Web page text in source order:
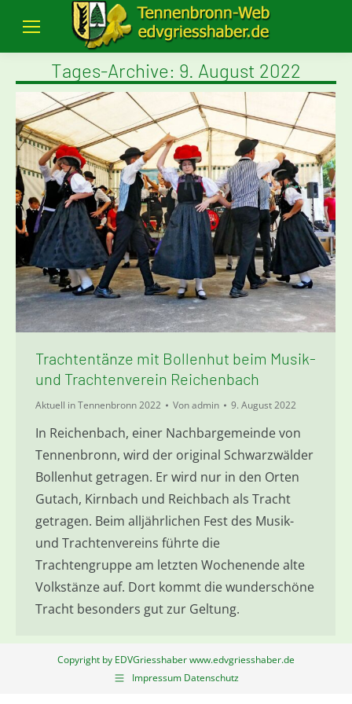
Tages-Archive: 9. August 2022
Trachtentänze mit Bollenhut beim Musik-
und Trachtenverein Reichenbach
Aktuell in Tennenbronn 2022 Vonadmin 9. August 2022
In Reichenbach, einer Nachbargemeinde von
Tennenbronn, wird der original Schwarzwälder
Bollenhut getragen. Er wird nur in den Orten
Gutach, Kirnbach und Reichbach als Tracht
getragen. Beim alljährlichen Fest des Musik-
und Trachtenvereins führte die
Trachtengruppe am letzten Wochenende alte
Volkstänze auf. Dort kommt die wunderschöne
Tracht besonders gut zur Geltung.
Copyright by EDVGriesshaber www.edvgriesshaber.de
Impressum Datenschutz